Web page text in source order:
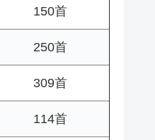
150首
250首
309首
114首